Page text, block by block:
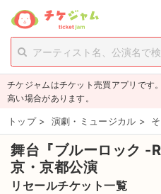
person_add 新規会員登録
チケットを探す
新着チケット
値下げしたチケット
都道府県からチケットを探す
チケジャムはチケット売買アプリです
高い場合があります。
トップ > 演劇・ミュージカル >
舞台『ブルーロック -
京・京都公演
リセールチケット一覧